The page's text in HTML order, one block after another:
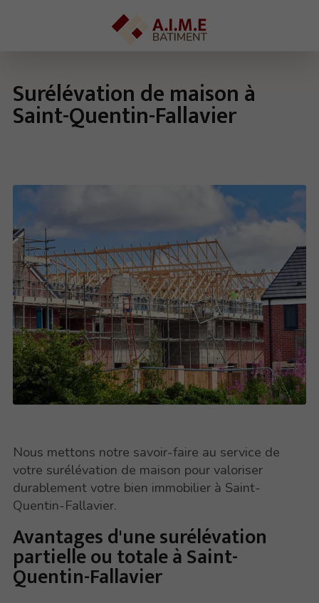
Surélévation de maison à
Saint-Quentin-Fallavier
Nous mettons notre savoir-faire au service de
votre surélévation de maison pour valoriser
durablement votre bien immobilier à Saint-
Quentin-Fallavier.
Avantages d'une surélévation
partielle ou totale à Saint-
Quentin-Fallavier